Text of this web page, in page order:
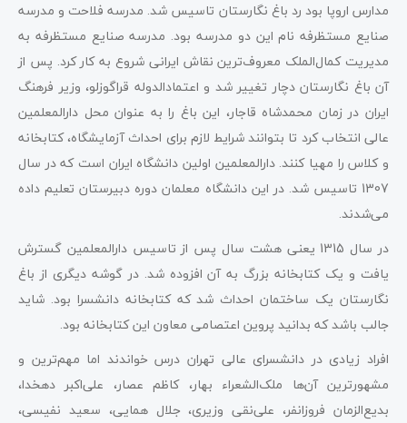
مدارس اروپا بود رد باغ نگارستان تاسیس شد. مدرسه فلاحت و مدرسه
صنایع مستظرفه نام این دو مدرسه بود. مدرسه صنایع مستظرفه به
مدیریت کمال‌الملک معروف‌ترین نقاش ایرانی شروع به کار کرد. پس از
آن باغ نگارستان دچار تغییر شد و اعتمادالدوله قراگوزلو، وزیر فرهنگ
ایران در زمان محمدشاه قاجار، این باغ را به عنوان محل دارالمعلمین
عالی انتخاب کرد تا بتوانند شرایط لازم برای احداث آزمایشگاه، کتابخانه
و کلاس را مهیا کنند. دارالمعلمین اولین دانشگاه ایران است که در سال
1307 تاسیس شد. در این دانشگاه معلمان دوره دبیرستان تعلیم داده
می‌شدند.
در سال 1315 یعنی هشت سال پس از تاسیس دارالمعلمین گسترش
یافت و یک کتابخانه بزرگ به آن افزوده شد. در گوشه دیگری از باغ
نگارستان یک ساختمان احداث شد که کتابخانه دانشسرا بود. شاید
جالب باشد که بدانید پروین اعتصامی معاون این کتابخانه بود.
افراد زیادی در دانشسرای عالی تهران درس خواندند اما مهم‌ترین و
مشهورترین آن‌ها ملک‌الشعراء بهار، کاظم عصار، علی‌اکبر دهخدا،
بدیع‌الزمان فروزانفر، علی‌نقی وزیری، جلال همایی، سعید نفیسی،